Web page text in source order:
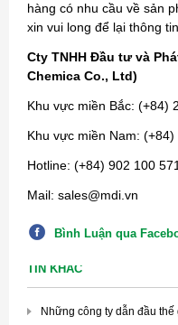
hàng có nhu cầu về sản
xin vui long để lại thông
Cty TNHH Đầu tư và
Chemica Co., Ltd)
Khu vực miền Bắc: (+84)
Khu vực miền Nam:
Hotline: (+84) 902 100 571
Mail: sales@mdi.vn
Bình Luận qua
TIN KHÁC
Những công ty dẫn đầu